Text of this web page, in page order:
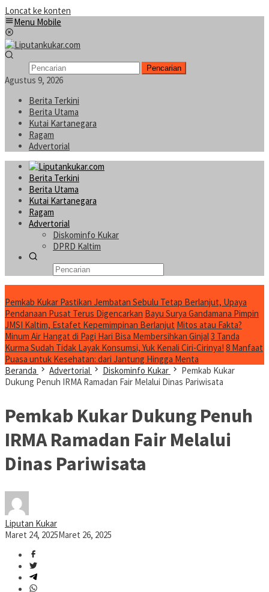
Loncat ke konten
Menu Mobile
Pencarian
Agustus 9, 2026
Berita Terkini
Berita Utama
Kutai Kartanegara
Ragam
Advertorial
Berita Terkini
Berita Utama
Kutai Kartanegara
Ragam
Advertorial
Diskominfo Kukar
DPRD Kaltim
Pemkab Kukar Pastikan Jembatan Sebulu Tetap Berlanjut, Upaya
Pendanaan Pusat Terus Digencarkan Bayu Surya Gandamana Pimpin
JMSI Kaltim, Estafet Kepemimpinan Berlanjut Mitos atau Fakta?
Minum Air Hangat di Pagi Hari Bisa Membersihkan Ginjal3 Tanda
Kurma Sudah Tidak Layak Konsumsi, Yuk Kenali Ciri-Cirinya! 8 Manfaat
Puasa untuk Kesehatan: dari Jantung Hingga Menta
Beranda
Advertorial Diskominfo Kukar
Pemkab Kukar
Dukung Penuh IRMA Ramadan Fair Melalui Dinas Pariwisata
Pemkab Kukar Dukung Penuh
IRMA Ramadan Fair Melalui
Dinas Pariwisata
Liputan Kukar
Maret 24, 2025Maret 26, 2025